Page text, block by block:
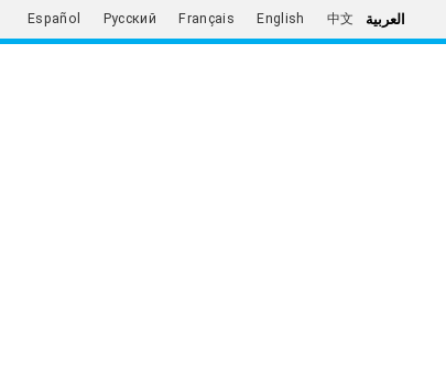
العربية 中文
English
Français
Русский
Español